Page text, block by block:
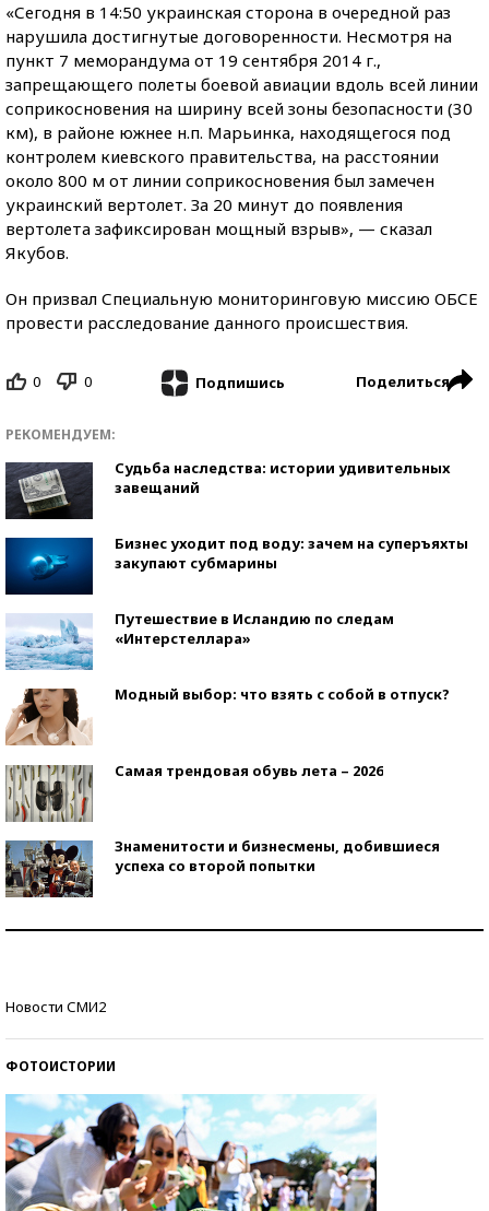
«Сегодня в 14:50 украинская сторона в очередной раз
нарушила достигнутые договоренности. Несмотря на
пункт 7 меморандума от 19 сентября 2014 г.,
запрещающего полеты боевой авиации вдоль всей линии
соприкосновения на ширину всей зоны безопасности (30
км), в районе южнее н.п. Марьинка, находящегося под
контролем киевского правительства, на расстоянии
около 800 м от линии соприкосновения был замечен
украинский вертолет. За 20 минут до появления
вертолета зафиксирован мощный взрыв», — сказал
Якубов.
Он призвал Специальную мониторинговую миссию ОБСЕ
провести расследование данного происшествия.
0 0 Подпишись Поделиться
РЕКОМЕНДУЕМ:
Судьба наследства: истории удивительных
завещаний
Бизнес уходит под воду: зачем на суперъяхты
закупают субмарины
Путешествие в Исландию по следам
«Интерстеллара»
Модный выбор: что взять с собой в отпуск?
Самая трендовая обувь лета – 2026
Знаменитости и бизнесмены, добившиеся
успеха со второй попытки
Новости СМИ2
ФОТОИСТОРИИ